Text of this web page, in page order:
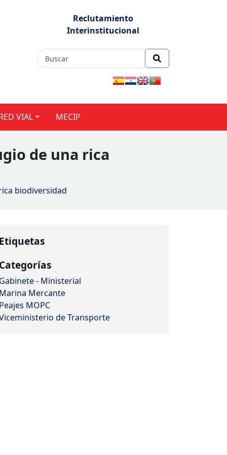
Reclutamiento
Interinstitucional
VIAL MECIP
de una rica
biodiversidad
Etiquetas
Categorías
Gabinete - Ministerial
Marina Mercante
Peajes MOPC
de Transporte